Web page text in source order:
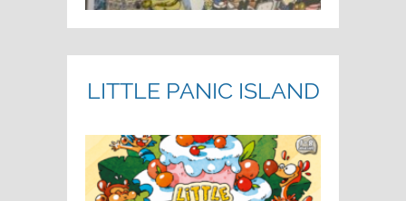
LITTLE PANIC ISLAND